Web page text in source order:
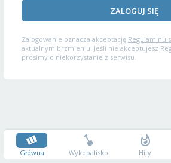
ZALOGUJ SIĘ
Zalogowanie oznacza akceptację Regulaminu
aktualnym brzmieniu. Jeśli nie akceptujesz
prosimy o niekorzystanie z serwisu.
Główna Wykopalisko Hity